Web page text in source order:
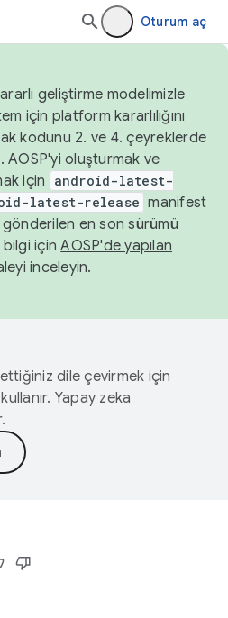
Oturum aç
geliştirme modelimizle
için platform kararlılığını
kodunu 2. ve 4. çeyreklerde
AOSP'yi oluşturmak ve
için
android-latest-
latest-release manifest
gönderilen en son sürümü
bilgi içinAOSP'de yapılan
inceleyin.
dile çevirmek için
Yapay zeka